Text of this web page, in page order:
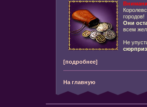
городов!
Они
всем
Не
[подробнее]
На главную